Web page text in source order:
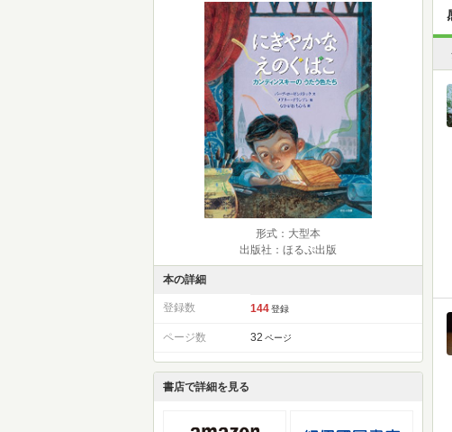
形式：大型本
出版社：ほるぷ出版
本の詳細
登録数 144 登録
ページ数 32 ページ
書店で詳細を見る